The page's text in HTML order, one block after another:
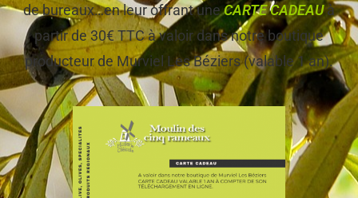
de bureaux…en leur offrant uneCARTE CADEAUà
partir de 30€ TTC à valoir dans notre boutique
producteur de Murviel Les Béziers (valable 1 an).